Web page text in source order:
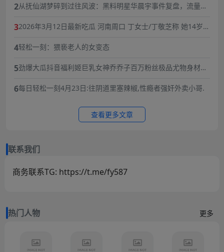
2从抚仙湖梦碎到过往风波：黑料明星华晨宇事件复盘，流量与
32026年3月12日最新吃瓜 河南周口 丁女士/丁敬芝称 她14岁时
暴力虐待囚禁
4轻松一刻：猥亵老人的女变态
5劲爆大瓜抖音福利姬巨乳女神乔乔子百万粉丝极品尤物身材纤
的快乐体验
6每日轻松一刻4月23日:往阴道里塞辣椒,性瘾者强奸外卖小哥.
查看更多文章
联系我们
商务联系TG: https://t.me/fy587
热门人物 更多